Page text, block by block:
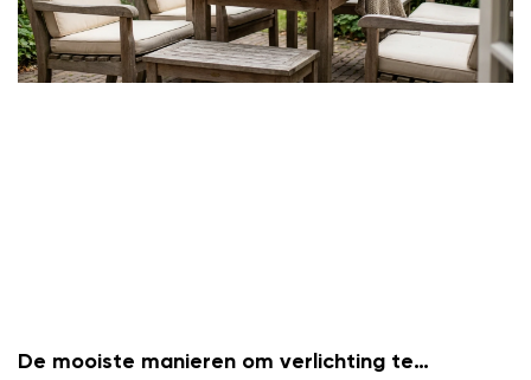
De mooiste manieren om verlichting te